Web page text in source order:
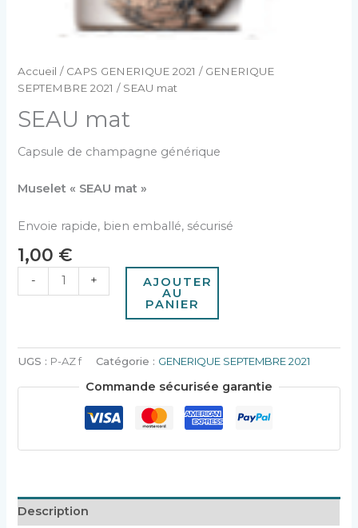
Accueil / CAPS GENERIQUE 2021 / GENERIQUE
SEPTEMBRE 2021 / SEAU mat
SEAU mat
Capsule de champagne générique
Muselet « SEAU mat »
Envoie rapide, bien emballé, sécurisé
1,00 €
- + AJOUTER
AU
PANIER
UGS : P-AZ f Catégorie : GENERIQUE SEPTEMBRE 2021
Commande sécurisée garantie
Description